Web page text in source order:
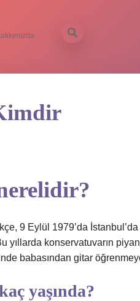
9 Eylül 1979’da
yıllarda konservatuvarın
babasından gitar
yaşında?